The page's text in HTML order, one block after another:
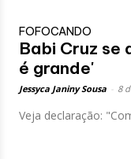
FOFOCANDO
Babi Cruz se
é grande'
Jessyca Janiny Sousa 8
Veja declaração: